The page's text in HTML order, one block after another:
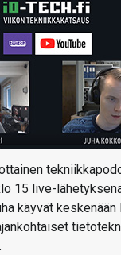
15 live-
käyvät keskenään